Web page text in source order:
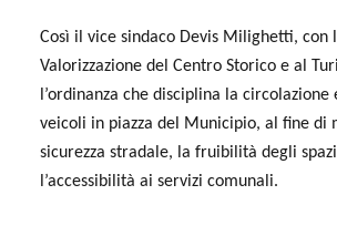
Così il vice sindaco Devis Milighetti, con
Valorizzazione del Centro Storico e al
l’ordinanza che disciplina la circolazione
veicoli in piazza del Municipio, al fine di
sicurezza stradale, la fruibilità degli
l’accessibilità ai servizi comunali.